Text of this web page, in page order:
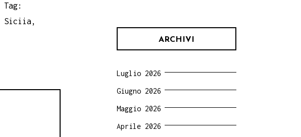
Tag:
Siciia,
ARCHIVI
Luglio 2026
Giugno 2026
Maggio 2026
Aprile 2026